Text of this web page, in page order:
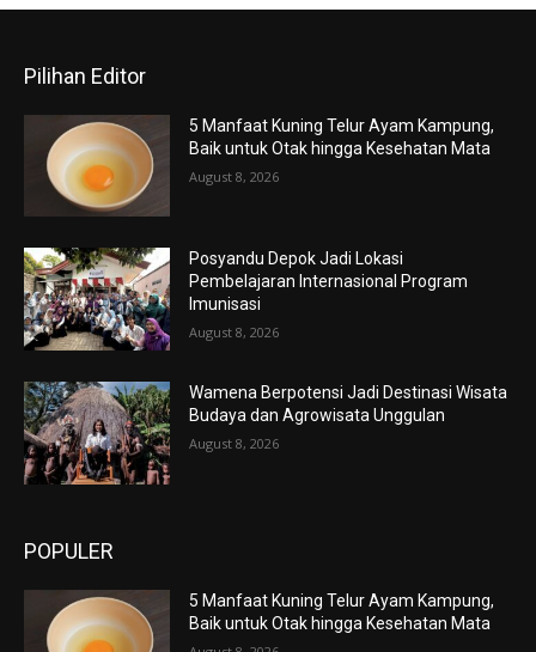
Pilihan Editor
5 Manfaat Kuning Telur Ayam Kampung,
Baik untuk Otak hingga Kesehatan Mata
August 8, 2026
Posyandu Depok Jadi Lokasi
Pembelajaran Internasional Program
Imunisasi
August 8, 2026
Wamena Berpotensi Jadi Destinasi Wisata
Budaya dan Agrowisata Unggulan
August 8, 2026
POPULER
5 Manfaat Kuning Telur Ayam Kampung,
Baik untuk Otak hingga Kesehatan Mata